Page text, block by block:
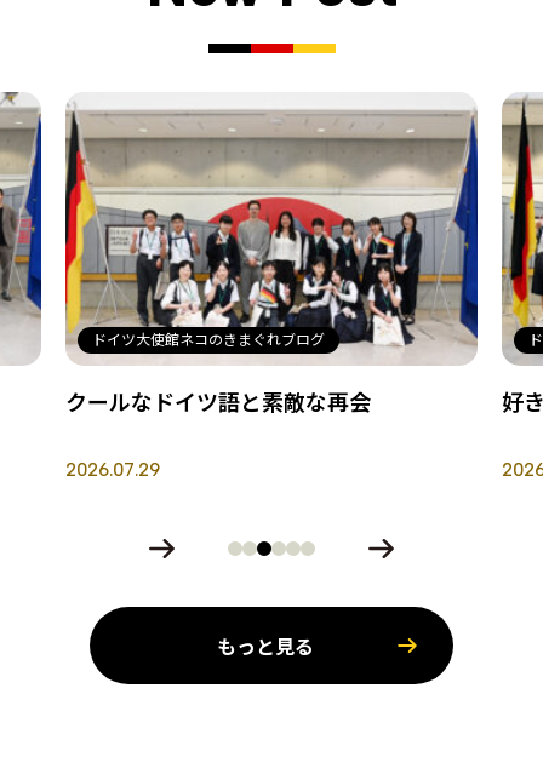
ドイツ大使館ネコのきまぐれブログ
好きなドイツ語は・・・
2026.07.28
もっと見る